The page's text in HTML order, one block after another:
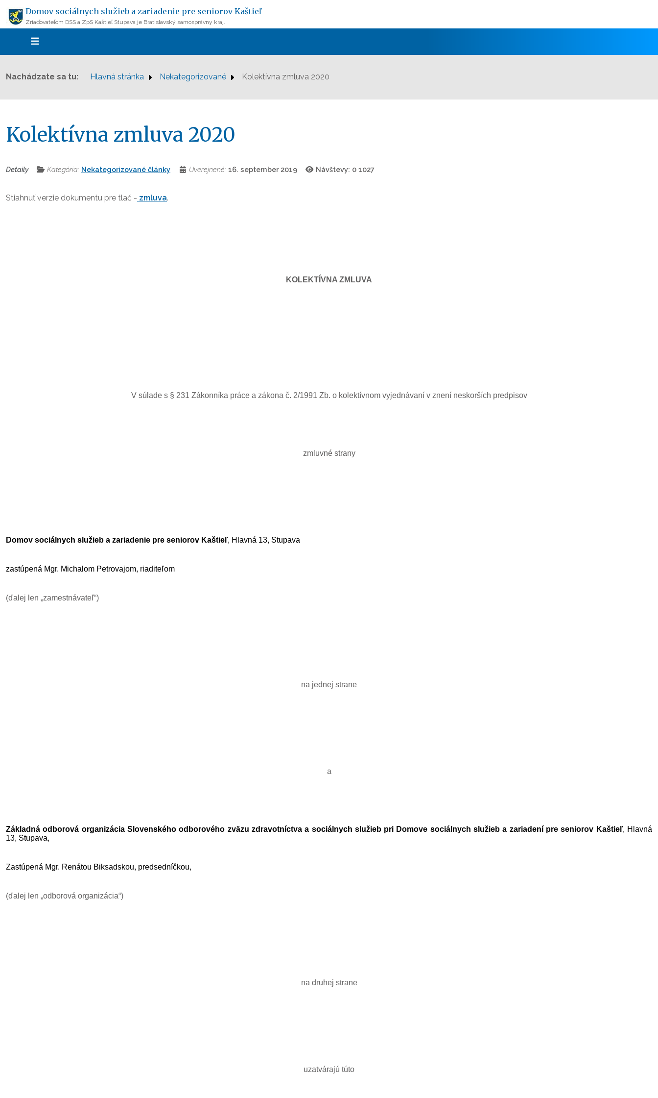
Domov sociálnych služieb a zariadenie pre seniorov Kaštieľ
Zriaďovateľom DSS a ZpS Kaštieľ Stupava je Bratislavský samosprávny kraj.
Nachádzate sa tu: Hlavná stránka Nekategorizované Kolektívna zmluva 2020
Kolektívna zmluva 2020
Detaily Kategória: Nekategorizované články Uverejnené: 16. september 2019 Návštevy: 0 1027
Stiahnuť verzie dokumentu pre tlač - zmluva.
KOLEKTÍVNA ZMLUVA
V súlade s § 231 Zákonníka práce a zákona č. 2/1991 Zb. o kolektívnom vyjednávaní v znení neskorších predpisov
zmluvné strany
Domov sociálnych služieb a zariadenie pre seniorov Kaštieľ, Hlavná 13, Stupava
zastúpená Mgr. Michalom Petrovajom, riaditeľom
(ďalej len „zamestnávateľ“)
na jednej strane
a
Základná odborová organizácia Slovenského odborového zväzu zdravotníctva a sociálnych služieb pri Domove sociálnych služieb a zariadení pre seniorov Kaštieľ, Hlavná
13, Stupava,
Zastúpená Mgr. Renátou Biksadskou, predsedníčkou,
(ďalej len „odborová organizácia“)
na druhej strane
uzatvárajú túto